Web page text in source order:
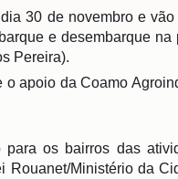
30 de novembro e
e desembarque
Pereira).
apoio da Coamo
os bairros das
Rouanet/Ministério da